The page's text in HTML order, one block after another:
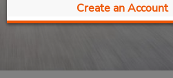
Create an Account